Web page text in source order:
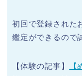
初回で登録された
鑑定ができるので
【 体験の記事 】